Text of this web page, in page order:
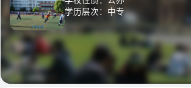
学历层次：中专